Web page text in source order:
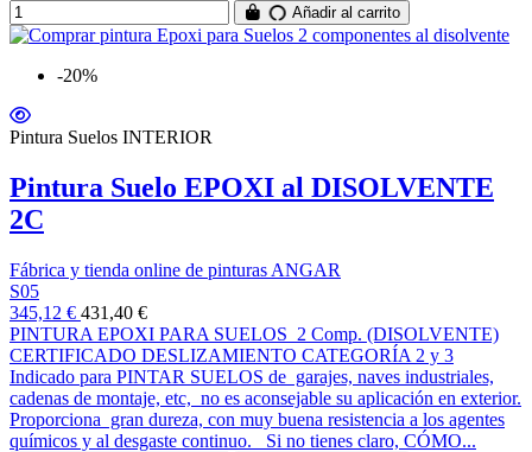
Añadir al carrito
-20%
Pintura Suelos INTERIOR
Pintura Suelo EPOXI al DISOLVENTE
2C
Fábrica y tienda online de pinturas ANGAR
S05
345,12 € 431,40 €
PINTURA EPOXI PARA SUELOS 2 Comp. (DISOLVENTE)
CERTIFICADO DESLIZAMIENTO CATEGORÍA 2 y 3
Indicado para PINTAR SUELOS de garajes, naves industriales,
cadenas de montaje, etc, no es aconsejable su aplicación en exterior.
Proporciona gran dureza, con muy buena resistencia a los agentes
químicos y al desgaste continuo. Si no tienes claro, CÓMO...